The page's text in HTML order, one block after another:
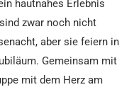
hautnahes Erlebnis
zwar noch nicht
aber sie feiern in
Gemeinsam mit
mit dem Herz am